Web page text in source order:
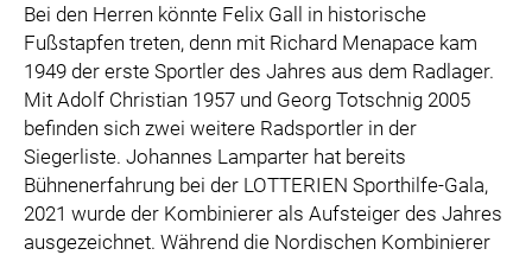
Bei den Herren könnte Felix Gall in historische
Fußstapfen treten, denn mit Richard Menapace kam
1949 der erste Sportler des Jahres aus dem Radlager.
Mit Adolf Christian 1957 und Georg Totschnig 2005
befinden sich zwei weitere Radsportler in der
Siegerliste. Johannes Lamparter hat bereits
Bühnenerfahrung bei der LOTTERIEN Sporthilfe-Gala,
2021 wurde der Kombinierer als Aufsteiger des Jahres
ausgezeichnet. Während die Nordischen Kombinierer